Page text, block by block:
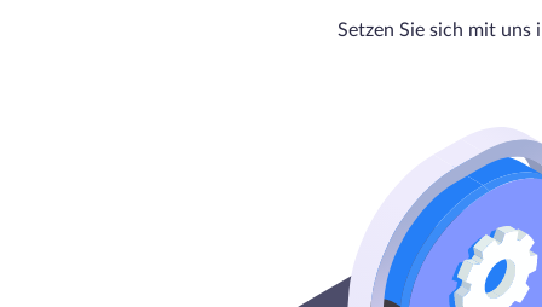
Setzen Sie sich mit